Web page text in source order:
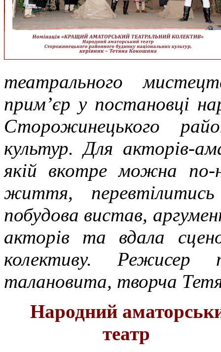
театрального
прим’єр у постановці
Сторожинецького
культур. Для акторів-
якій вкотре можна
життя,
побудова вистав,
акторів та вдала
колективу. Режисер
талановита, творча
Народний
театр